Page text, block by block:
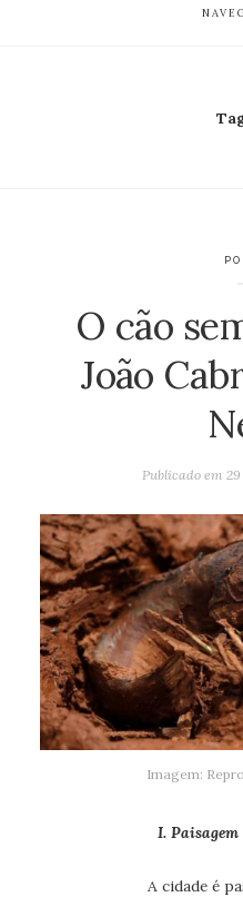
O cão
João
Publicado em
Imagem:
I.
A cidade é